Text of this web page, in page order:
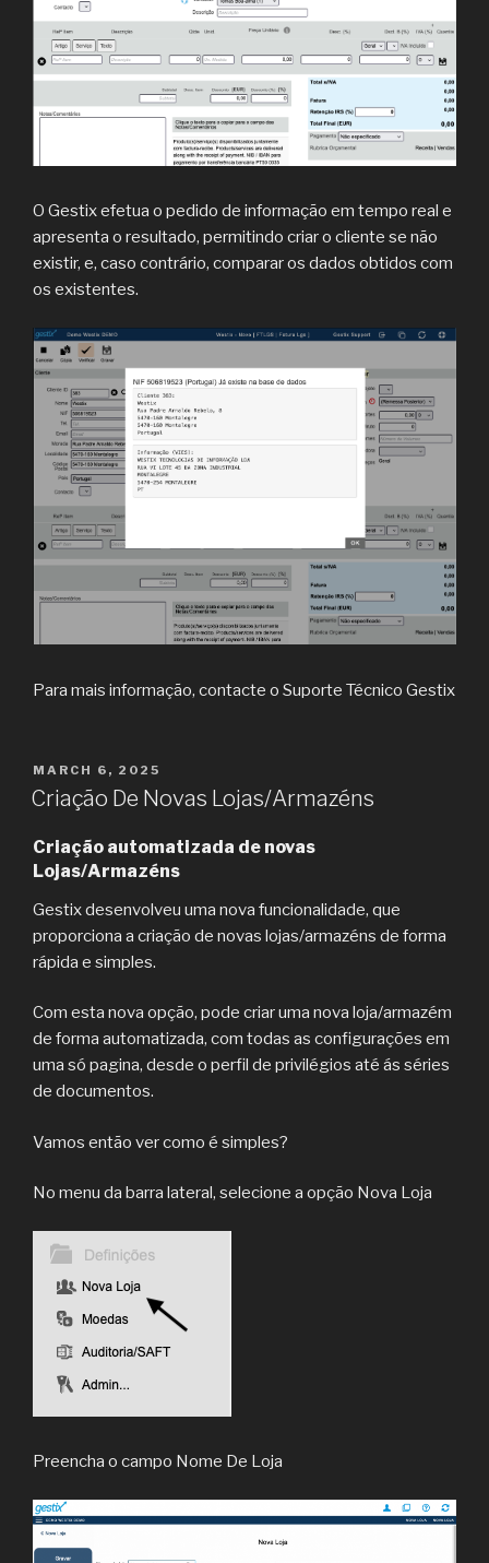
O Gestix efetua o pedido de informação em tempo real e
apresenta o resultado, permitindo criar o cliente se não
existir, e, caso contrário, comparar os dados obtidos com
os existentes.
Para mais informação, contacte o Suporte Técnico Gestix
POSTED
ON
MARCH 6, 2025
Criação De Novas Lojas/Armazéns
Criação automatizada de novas
Lojas/Armazéns
Gestix desenvolveu uma nova funcionalidade, que
proporciona a criação de novas lojas/armazéns de forma
rápida e simples.
Com esta nova opção, pode criar uma nova loja/armazém
de forma automatizada, com todas as configurações em
uma só pagina, desde o perfil de privilégios até ás séries
de documentos.
Vamos então ver como é simples?
No menu da barra lateral, selecione a opção Nova Loja
Preencha o campo Nome De Loja